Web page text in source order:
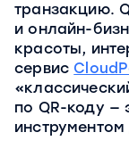
транзакцию.
и онлайн-
красоты,
сервис
по QR-коду —